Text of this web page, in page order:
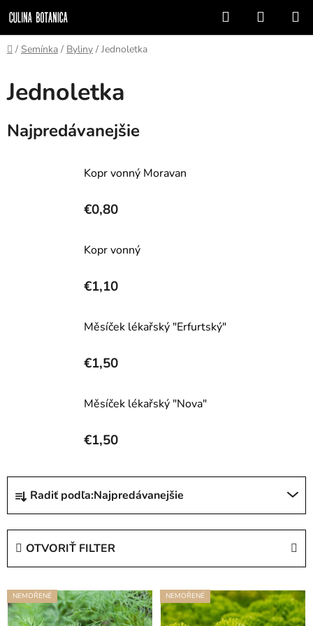
na
obsah
Hľadať
KOŠÍK
Domov
/ Semínka / Byliny / Jednoletka
Jednoletka
Najpredávanejšie
Kopr vonný Moravan
€0,80
Kopr vonný
€1,10
Měsíček lékařský "Erfurtský"
€1,50
Měsíček lékařský "Nova"
€1,50
R
d
e
p
Radiť podľa:Najpredávanejšie
OTVORIŤ FILTER
V
ý
NEMOŘENÉ NEMOŘENÉ